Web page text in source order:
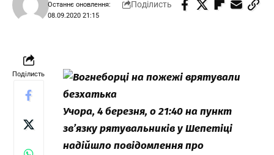
Останнє оновлення:
08.09.2020 21:15
Поділисть
Поділисть
Учора, 4 березня, о 21:40 на пункт
зв’язку рятувальників у Шепетіці
надійшло повідомлення про